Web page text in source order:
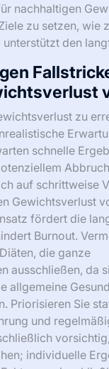
nachhaltigen
zu setzen, wie
unterstützt den
zu
schnelle
auf schrittweise
Gewichtsverlust
fördert die
Burnout.
die ganze
ausschließen, da
allgemeine
Priorisieren Sie
und
individuelle